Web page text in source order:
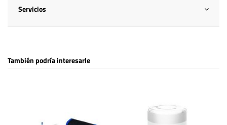
Servicios
También podría interesarle